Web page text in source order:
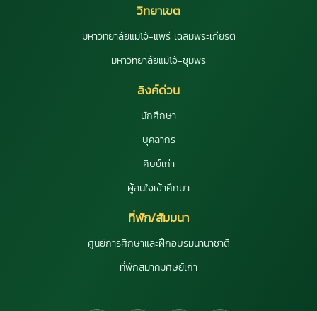
วิทยาเขต
มหาวิทยาลัยแม่โจ้-แพร่ เฉลิมพระเกียรติ
มหาวิทยาลัยแม่โจ้-ชุมพร
ลิงค์ด่วน
นักศึกษา
บุคลากร
ศิษย์เก่า
ผู้สนใจเข้าศึกษา
ที่พัก/สัมมนา
ศูนย์การศึกษาและฝึกอบรมนานาชาติ
ที่พักสมาคมศิษย์เก่า